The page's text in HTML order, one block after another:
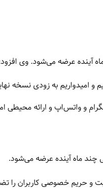
امیدواریم به زودی نسخه
و واتس‌اپ و ارائه محیطی
و حریم خصوصی کاربران را